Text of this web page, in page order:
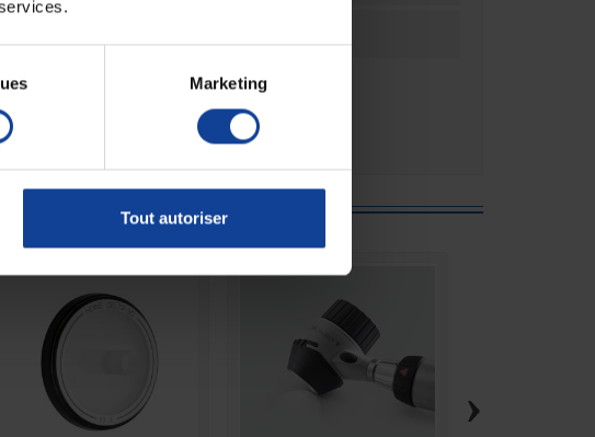
Marketing
Tout autoriser
(emballage)
:
›